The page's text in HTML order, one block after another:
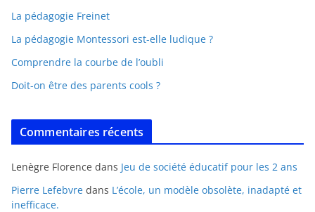
La pédagogie Freinet
La pédagogie Montessori est-elle ludique ?
Comprendre la courbe de l’oubli
Doit-on être des parents cools ?
Commentaires récents
Lenègre Florence dans Jeu de société éducatif pour les 2 ans
Pierre Lefebvre dans L’école, un modèle obsolète, inadapté et
inefficace.